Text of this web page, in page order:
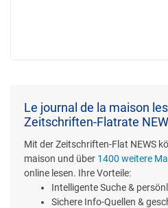
Le journal de la maison
Zeitschriften-Flatrate
Mit der Zeitschriften-Flat NEWS
maison und über 1400 weitere
online lesen. Ihre Vorteile:
Intelligente Suche &
Sichere Info-Quellen &